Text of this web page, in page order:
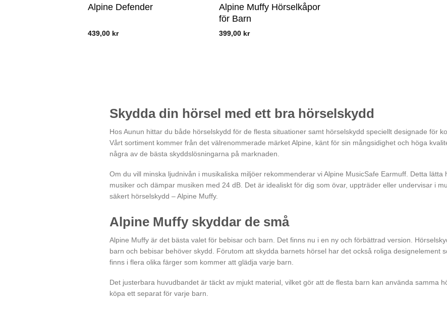
Alpine Defender
439,00 kr
Alpine Muffy Hörselkåpor
för Barn
399,00 kr
De
alternativen
kan
väljas
produktsidan
Skydda din hörsel med ett bra hörselskydd
Hos Aunun hittar du både hörselskydd för de flesta situationer samt hörselskydd speciellt designade för
Vårt sortiment kommer från det välrenommerade märket Alpine, känt för sin mångsidighet och höga
några av de bästa skyddslösningarna på marknaden.
Om du vill minska ljudnivån i musikaliska miljöer rekommenderar vi Alpine MusicSafe Earmuff. Detta
musiker och dämpar musiken med 24 dB. Det är idealiskt för dig som övar, uppträder eller undervisar i
säkert hörselskydd – Alpine Muffy.
Alpine Muffy skyddar de små
Alpine Muffy är det bästa valet för bebisar och barn. Det finns nu i en ny och förbättrad version.
barn och bebisar behöver skydd. Förutom att skydda barnets hörsel har det också roliga designelement
finns i flera olika färger som kommer att glädja varje barn.
Det justerbara huvudbandet är täckt av mjukt material, vilket gör att de flesta barn kan använda samma
köpa ett separat för varje barn.